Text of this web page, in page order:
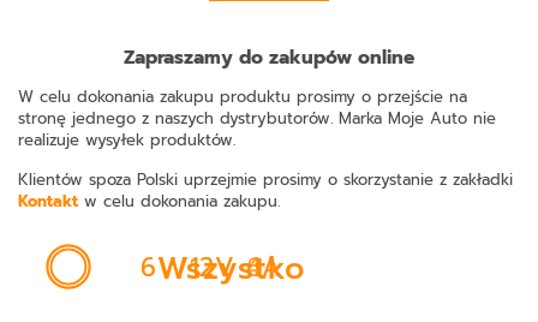
Zapraszamy do zakupów online
W celu dokonania zakupu produktu prosimy o przejście na
stronę jednego z naszych dystrybutorów. Marka Moje Auto nie
realizuje wysyłek produktów.
Klientów spoza Polski uprzejmie prosimy o skorzystanie z zakładki
Kontakt w celu dokonania zakupu.
•